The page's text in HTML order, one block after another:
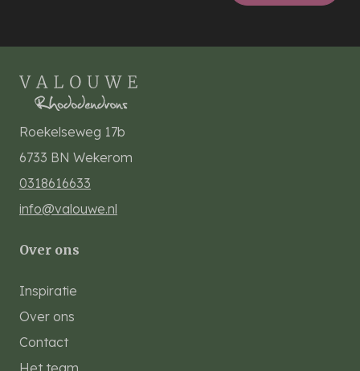
Roekelseweg 17b
6733 BN Wekerom
0318616633
info@valouwe.nl
Over ons
Inspiratie
Over ons
Contact
Het team